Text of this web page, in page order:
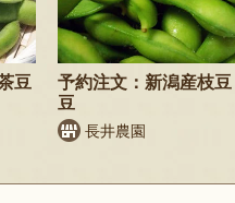
豆
予約注文：新潟産枝
豆
長井農園